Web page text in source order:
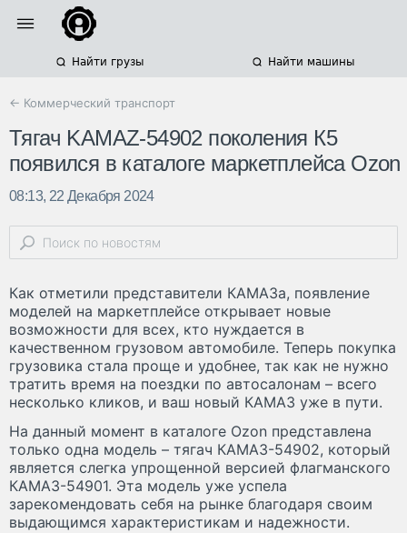
Найти грузы Найти машины
← Коммерческий транспорт
Тягач KAMAZ-54902 поколения К5
появился в каталоге маркетплейса Ozon
08:13, 22 Декабря 2024
Как отметили представители КАМАЗа, появление
моделей на маркетплейсе открывает новые
возможности для всех, кто нуждается в
качественном грузовом автомобиле. Теперь покупка
грузовика стала проще и удобнее, так как не нужно
тратить время на поездки по автосалонам – всего
несколько кликов, и ваш новый КАМАЗ уже в пути.
На данный момент в каталоге Ozon представлена
только одна модель – тягач КАМАЗ-54902, который
является слегка упрощенной версией флагманского
КАМАЗ-54901. Эта модель уже успела
зарекомендовать себя на рынке благодаря своим
выдающимся характеристикам и надежности.